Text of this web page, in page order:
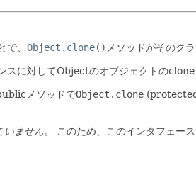
で、 Object.clone() メソッドがそのク
スに対してObjectのオブジェクトの
メソッドでObject.clone
いません。 このため、このインタフェー